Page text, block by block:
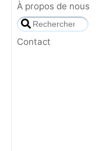
À propos de nous
Contact